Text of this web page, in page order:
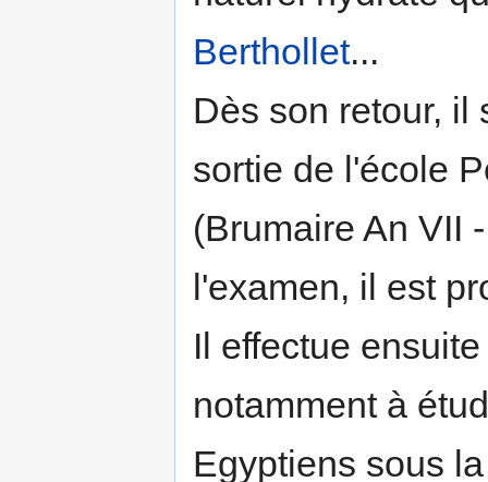
Berthollet...
Dès son retour, il
sortie de l'école
(Brumaire An VII
l'examen, il est
Il effectue
notamment à
Egyptiens sous